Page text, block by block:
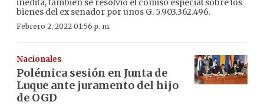
inédita, también se resolvió el comiso especial sobre los
bienes del ex senador por unos G. 5.903.362.496.
Febrero 2, 2022 01:56 p. m.
Nacionales
Polémica sesión en Junta de
Luque ante juramento del hijo
de OGD